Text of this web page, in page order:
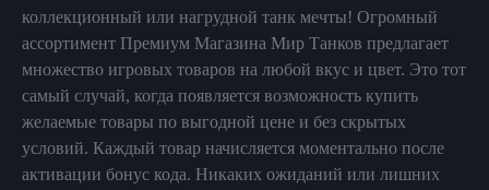
коллекционный или нагрудной танк мечты! Огромный
ассортимент Премиум Магазина Мир Танков предлагает
множество игровых товаров на любой вкус и цвет. Это тот
самый случай, когда появляется возможность купить
желаемые товары по выгодной цене и без скрытых
условий. Каждый товар начисляется моментально после
активации бонус кода. Никаких ожиданий или лишних